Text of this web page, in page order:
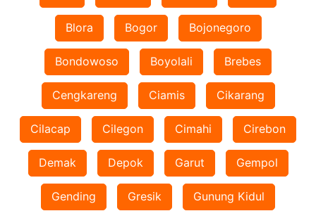
Blora Bogor Bojonegoro
Bondowoso Boyolali Brebes
Cengkareng Ciamis Cikarang
Cilacap Cilegon Cimahi Cirebon
Demak Depok Garut Gempol
Gending Gresik Gunung Kidul